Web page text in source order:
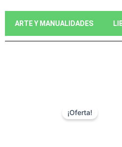
ARTE Y MANUALIDADES
¡Oferta!